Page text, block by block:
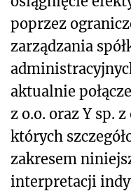
poprzez
zarządzania
aktualnie
z o.o. oraz Y sp.
których
zakresem
interpretacji